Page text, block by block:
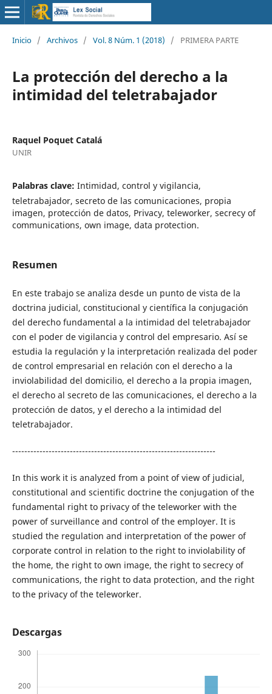
Inicio / Archivos / Vol. 8 Núm. 1 (2018) / PRIMERA PARTE
La protección del derecho a la
intimidad del teletrabajador
Raquel Poquet Catalá
UNIR
Palabras clave: Intimidad, control y vigilancia,
teletrabajador, secreto de las comunicaciones, propia
imagen, protección de datos, Privacy, teleworker, secrecy of
communications, own image, data protection.
Resumen
En este trabajo se analiza desde un punto de vista de la
doctrina judicial, constitucional y científica la conjugación
del derecho fundamental a la intimidad del teletrabajador
con el poder de vigilancia y control del empresario. Así se
estudia la regulación y la interpretación realizada del poder
de control empresarial en relación con el derecho a la
inviolabilidad del domicilio, el derecho a la propia imagen,
el derecho al secreto de las comunicaciones, el derecho a la
protección de datos, y el derecho a la intimidad del
teletrabajador.
-------------------------------------------------------------------
In this work it is analyzed from a point of view of judicial,
constitutional and scientific doctrine the conjugation of the
fundamental right to privacy of the teleworker with the
power of surveillance and control of the employer. It is
studied the regulation and interpretation of the power of
corporate control in relation to the right to inviolability of
the home, the right to own image, the right to secrecy of
communications, the right to data protection, and the right
to the privacy of the teleworker.
Descargas